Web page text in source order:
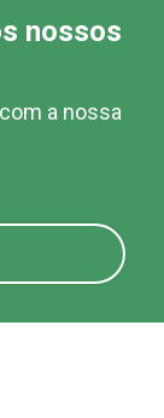
nossos
a nossa